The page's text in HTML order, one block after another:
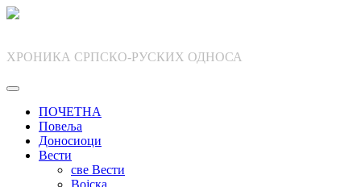
Skip
ХРОНИКА СРПСКО-РУСКИХ ОДНОСА
ПОЧЕТНА
Повеља
Доносиоци
Вести
све Вести
Војска